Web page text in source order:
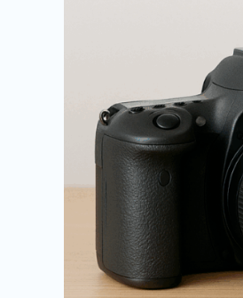
evolução,
desafios
futuro